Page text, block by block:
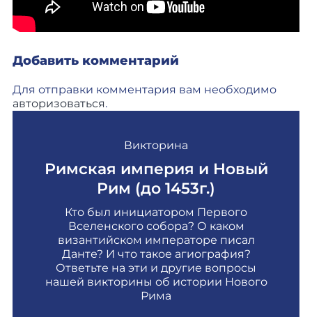
Добавить комментарий
Для отправки комментария вам необходимо
авторизоваться.
Викторина
Римская империя и Новый
Рим (до 1453г.)
Кто был инициатором Первого
Вселенского собора? О каком
византийском императоре писал
Данте? И что такое агиография?
Ответьте на эти и другие вопросы
нашей викторины об истории Нового
Рима